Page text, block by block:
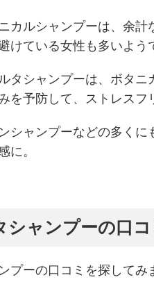
カルシャンプーは、余
けている女性も多いよう
タシャンプーは、ボタ
を予防して、ストレスフ
シャンプーなどの多く
に。
シャンプーの口コ
プーの口コミを探して